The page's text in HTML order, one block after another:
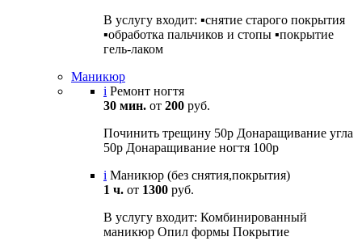
В услугу входит: ▪️снятие старого покрытия
▪️обработка пальчиков и стопы ▪️покрытие
гель-лаком
Маникюр
i Ремонт ногтя
30 мин. от 200 руб.
Починить трещину 50р Донаращивание угла
50р Донаращивание ногтя 100р
i Маникюр (без снятия,покрытия)
1 ч. от 1300 руб.
В услугу входит: Комбинированный
маникюр Опил формы Покрытие